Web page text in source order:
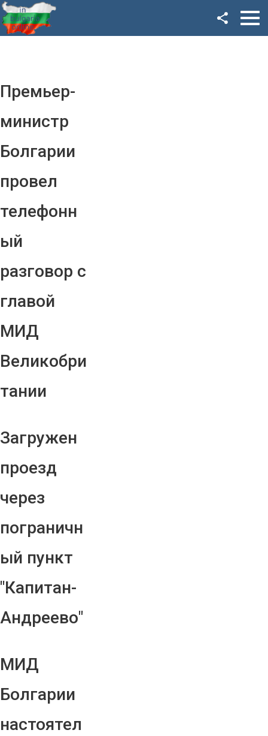
Премьер-
министр
Болгарии
провел
телефонн
ый
разговор с
главой
МИД
Великобри
тании
Загружен
проезд
через
пограничн
ый пункт
"Капитан-
Андреево"
МИД
Болгарии
настоятел